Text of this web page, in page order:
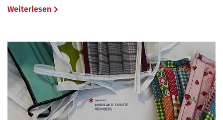
Weiterlesen